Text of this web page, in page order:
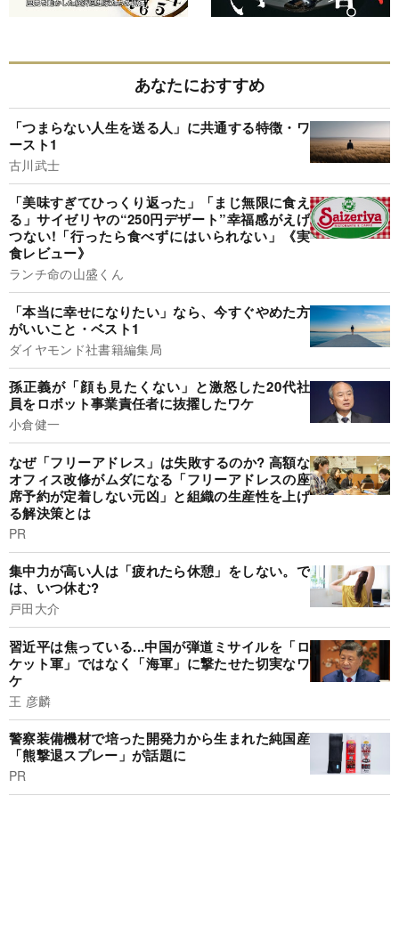
あなたにおすすめ
「つまらない人生を送る人」に共通する特徴・ワ
ースト1
古川武士
「美味すぎてひっくり返った」「まじ無限に食え
る」サイゼリヤの“250円デザート”幸福感がえげ
つない!「行ったら食べずにはいられない」《実
食レビュー》
ランチ命の山盛くん
「本当に幸せになりたい」なら、今すぐやめた方
がいいこと・ベスト1
ダイヤモンド社書籍編集局
孫正義が「顔も見たくない」と激怒した20代社
員をロボット事業責任者に抜擢したワケ
小倉健一
なぜ「フリーアドレス」は失敗するのか? 高額な
オフィス改修がムダになる「フリーアドレスの座
席予約が定着しない元凶」と組織の生産性を上げ
る解決策とは
PR
集中力が高い人は「疲れたら休憩」をしない。で
は、いつ休む?
戸田大介
習近平は焦っている...中国が弾道ミサイルを「ロ
ケット軍」ではなく「海軍」に撃たせた切実なワ
ケ
王 彦麟
警察装備機材で培った開発力から生まれた純国産
「熊撃退スプレー」が話題に
PR